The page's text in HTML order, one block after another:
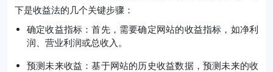
下是收益法的几个关键步骤：
确定收益指标：首先，需要确定网站的收益指标，如净利
润、营业利润或总收入。
预测未来收益：基于网站的历史收益数据，预测未来的收